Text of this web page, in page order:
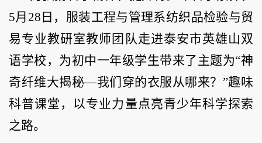
5月28日，服装工程与管理系纺织品检验与贸
易专业教研室教师团队走进泰安市英雄山双
语学校，为初中一年级学生带来了主题为“神
奇纤维大揭秘—我们穿的衣服从哪来？”趣味
科普课堂，以专业力量点亮青少年科学探索
之路。